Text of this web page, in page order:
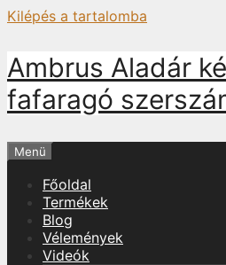
Kilépés a tartalomba
Ambrus Aladár
fafaragó
Menü
Főoldal
Termékek
Blog
Vélemények
Videók